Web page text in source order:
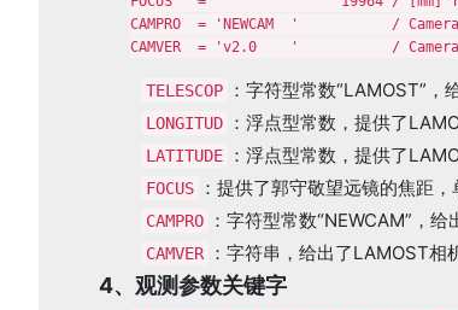
CAMPRO  = 'NEWCAM  '           /
CAMVER  = 'v2.0    '           /
TELESCOP ：字符型常数“LAMOST”，
LONGITUD ：浮点型常数，提供了
LATITUDE ：浮点型常数，提供了
FOCUS ：提供了郭守敬望远镜的焦距，
CAMPRO ：字符型常数“NEWCAM”，
CAMVER ：字符串，给出了LAMOST相
4、观测参数关键字